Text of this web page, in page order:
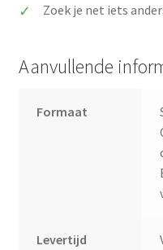
Zoek je net iets
Aanvullende
Formaat
Levertijd